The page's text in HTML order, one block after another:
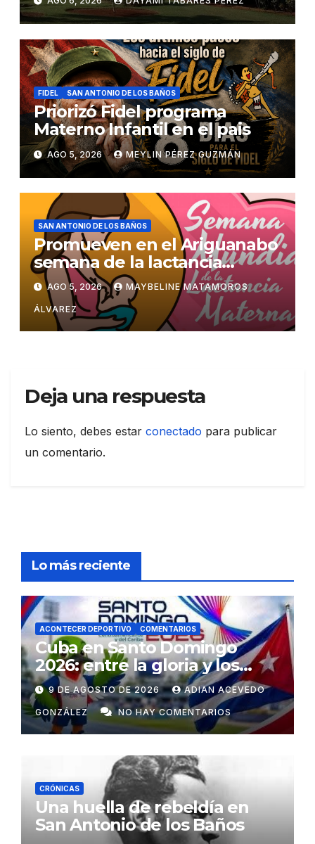
FIDEL SAN ANTONIO DE LOS BAÑOS
Priorizó Fidel programa
Materno Infantil en el pais
AGO 5, 2026 MEYLIN PÉREZ GUZMÁN
SAN ANTONIO DE LOS BAÑOS
Promueven en el Ariguanabo
semana de la lactancia
materna
AGO 5, 2026 MAYBELINE MATAMOROS
ÁLVAREZ
Deja una respuesta
Lo siento, debes estar conectado para publicar
un comentario.
Lo más reciente
ACONTECER DEPORTIVO COMENTARIOS
Cuba en Santo Domingo
2026: entre la gloria y los
desafíos
9 DE AGOSTO DE 2026 ADIAN ACEVEDO
GONZÁLEZ NO HAY COMENTARIOS
CRÓNICAS
Una huella de rebeldía en
San Antonio de los Baños